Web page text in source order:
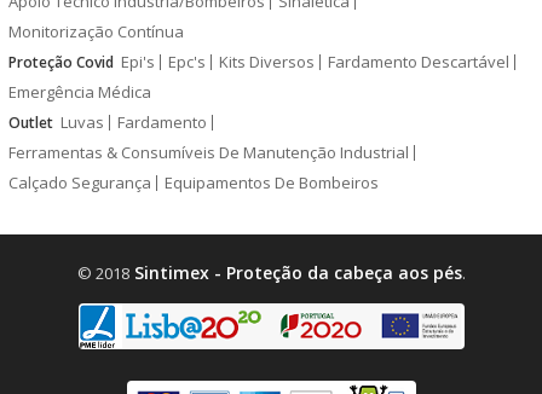
Monitorização Contínua
Proteção Covid Epi's Epc's Kits Diversos
Fardamento Descartável
Emergência Médica
Outlet Luvas
Fardamento
Ferramentas & Consumíveis De Manutenção Industrial
Calçado Segurança
Equipamentos De Bombeiros
© 2018Sintimex - Proteção da cabeça aos pés.